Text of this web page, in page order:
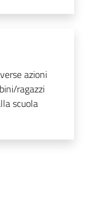
azioni
ragazzi
scuola